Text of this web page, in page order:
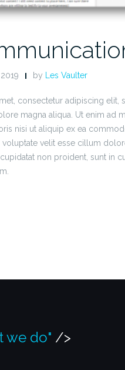
by Les Vaulter
consectetur adipiscing elit,
magna aliqua. Ut enim ad
nisi ut aliquip ex ea
velit esse cillum
non proident, sunt in